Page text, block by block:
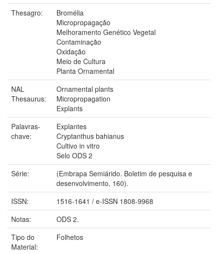
Thesagro:
Bromélia
Micropropagação
Melhoramento Genético Vegetal
Contaminação
Oxidação
Meio de Cultura
Planta Ornamental
NAL
Thesaurus:
Ornamental plants
Micropropagation
Explants
Palavras-
chave:
Explantes
Cryptanthus bahianus
Cultivo in vitro
Selo ODS 2
Série:
(Embrapa Semiárido. Boletim de pesquisa e
desenvolvimento, 160).
ISSN:
1516-1641 / e-ISSN 1808-9968
Notas:
ODS 2.
Tipo do
Material:
Folhetos